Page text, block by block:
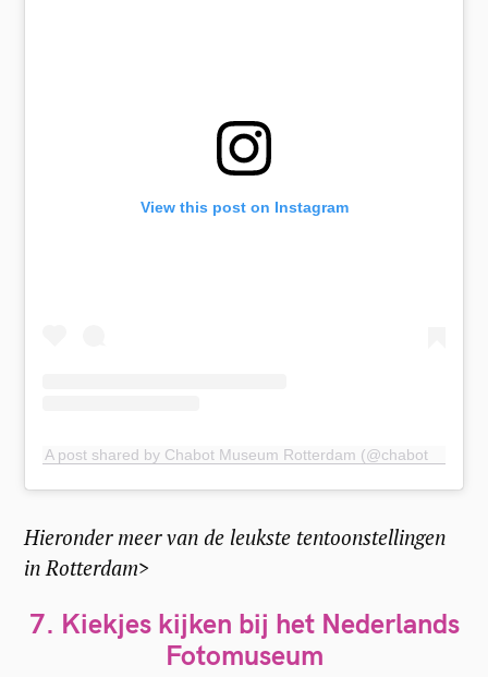
View this post on Instagram
Hieronder meer van de leukste tentoonstellingen
in Rotterdam>
7. Kiekjes kijken bij het Nederlands
Fotomuseum